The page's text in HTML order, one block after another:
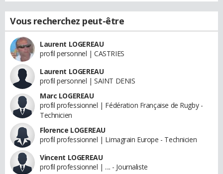
Vous recherchez peut-être
Laurent LOGEREAU
profil personnel | CASTRIES
Laurent LOGEREAU
profil personnel | SAINT DENIS
Marc LOGEREAU
profil professionnel | Fédération Française de Rugby -
Technicien
Florence LOGEREAU
profil professionnel | Limagrain Europe - Technicien
Vincent LOGEREAU
profil professionnel | .... - Journaliste